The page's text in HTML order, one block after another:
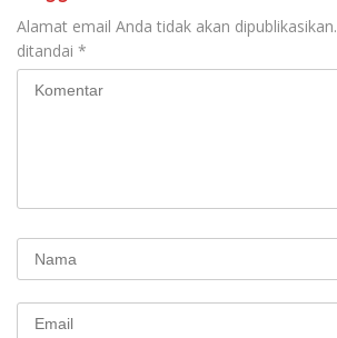
Alamat email Anda tidak akan dipublikasikan.
ditandai *